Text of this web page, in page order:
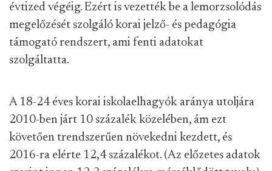
évtized végéig. Ezért is vezették be a lemorzsolódás
megelőzését szolgáló korai jelző- és pedagógia
támogató rendszert, ami fenti adatokat
szolgáltatta.
A 18-24 éves korai iskolaelhagyók aránya utoljára
2010-ben járt 10 százalék közelében, ám ezt
követően trendszerűen növekedni kezdett, és
2016-ra elérte 12,4 százalékot. (Az előzetes adatok